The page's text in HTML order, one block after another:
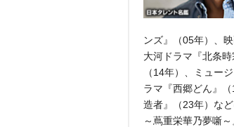
ンズ』（05年）、
大河ドラマ『北条
（14年）、ミュー
ラマ『西郷どん』
造者』（23年）な
～蔦重栄華乃夢噺